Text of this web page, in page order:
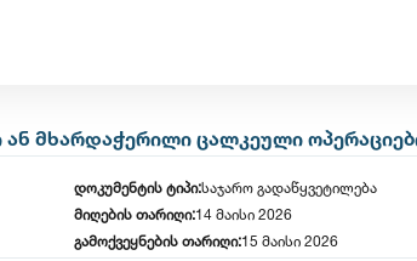
მხარდაჭერილი ცალკეული
დოკუმენტის ტიპი:საჯარო გადაწყვეტილება
მიღების თარიღი:14 მაისი 2026
გამოქვეყნების თარიღი:15 მაისი 2026